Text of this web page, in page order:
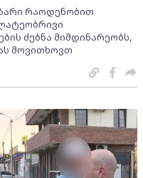
რაოდენობით
ძებნა მიმდინარეობს,
მოვითხოვთ